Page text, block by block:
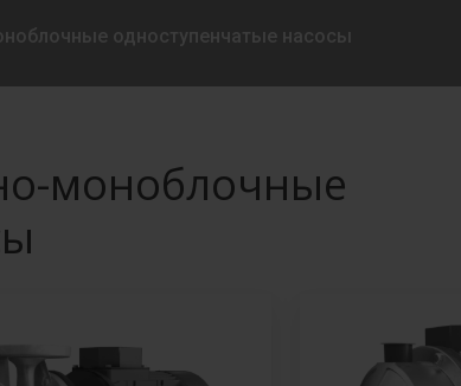
одноступенчатые насосы
моноблочные